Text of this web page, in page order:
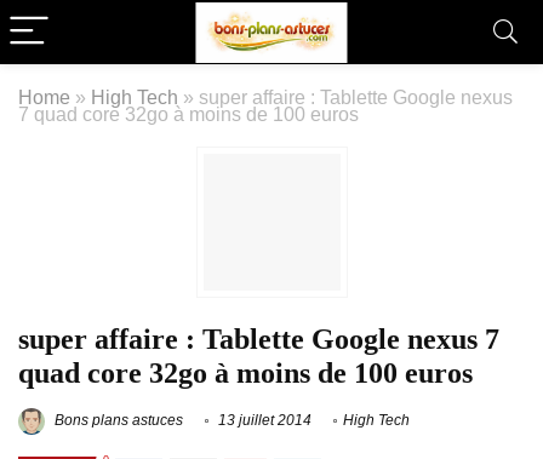
Home » High Tech » super affaire : Tablette Google nexus
7 quad core 32go à moins de 100 euros
super affaire : Tablette Google nexus 7
quad core 32go à moins de 100 euros
Bons plans astuces 13 juillet 2014 High Tech